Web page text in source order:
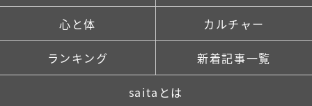
心と体 カルチャー
ランキング 新着記事一覧
saitaとは